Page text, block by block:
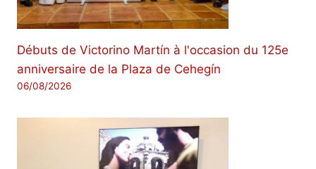
Débuts de Victorino Martín à l'occasion du 125e
anniversaire de la Plaza de Cehegín
06/08/2026